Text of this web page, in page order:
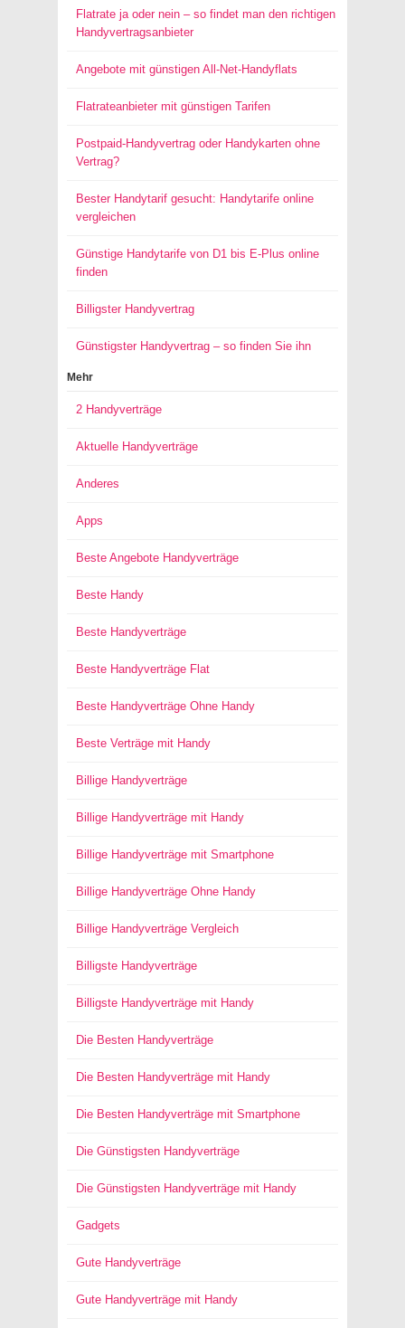
Flatrate ja oder nein – so findet man den richtigen
Handyvertragsanbieter
Angebote mit günstigen All-Net-Handyflats
Flatrateanbieter mit günstigen Tarifen
Postpaid-Handyvertrag oder Handykarten ohne
Vertrag?
Bester Handytarif gesucht: Handytarife online
vergleichen
Günstige Handytarife von D1 bis E-Plus online
finden
Billigster Handyvertrag
Günstigster Handyvertrag – so finden Sie ihn
Mehr
2 Handyverträge
Aktuelle Handyverträge
Anderes
Apps
Beste Angebote Handyverträge
Beste Handy
Beste Handyverträge
Beste Handyverträge Flat
Beste Handyverträge Ohne Handy
Beste Verträge mit Handy
Billige Handyverträge
Billige Handyverträge mit Handy
Billige Handyverträge mit Smartphone
Billige Handyverträge Ohne Handy
Billige Handyverträge Vergleich
Billigste Handyverträge
Billigste Handyverträge mit Handy
Die Besten Handyverträge
Die Besten Handyverträge mit Handy
Die Besten Handyverträge mit Smartphone
Die Günstigsten Handyverträge
Die Günstigsten Handyverträge mit Handy
Gadgets
Gute Handyverträge
Gute Handyverträge mit Handy